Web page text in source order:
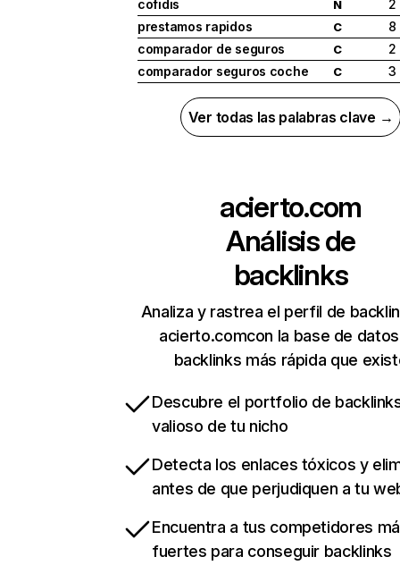
cofidis
N
2
prestamos rapidos
C
8
comparador de seguros
C
2
comparador seguros coche
C 3
Ver todas las palabras clave →
acierto.com
Análisis de
backlinks
Analiza y rastrea el perfil de
acierto.comcon la base de
backlinks más rápida que
Descubre el portfolio de
valioso de tu nicho
Detecta los enlaces tóxicos y
antes de que perjudiquen a tu
Encuentra a tus competidores
fuertes para conseguir backlinks